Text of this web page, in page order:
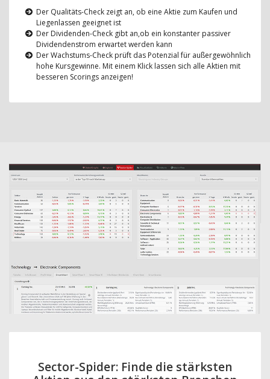
Der Qualitäts-Check zeigt an, ob eine Aktie zum Kaufen und
Liegenlassen geeignet ist
Der Dividenden-Check gibt an,ob ein konstanter passiver
Dividendenstrom erwartet werden kann
Der Wachstums-Check prüft das Potenzial für außergewöhnlich
hohe Kursgewinne. Mit einem Klick lassen sich alle Aktien mit
besseren Scorings anzeigen!
Sector-Spider: Finde die stärksten